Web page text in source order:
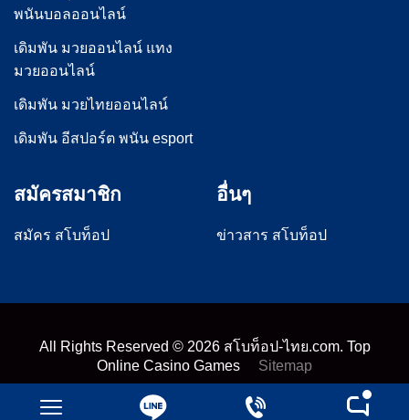
พนันบอลออนไลน์
เดิมพัน มวยออนไลน์ แทง
มวยออนไลน์
เดิมพัน มวยไทยออนไลน์
เดิมพัน อีสปอร์ต พนัน esport
สมัครสมาชิก
สมัคร สโบท็อป
อื่นๆ
ข่าวสาร สโบท็อป
All Rights Reserved © 2026สโบท็อป-ไทย.com. Top
Online Casino Games
Sitemap